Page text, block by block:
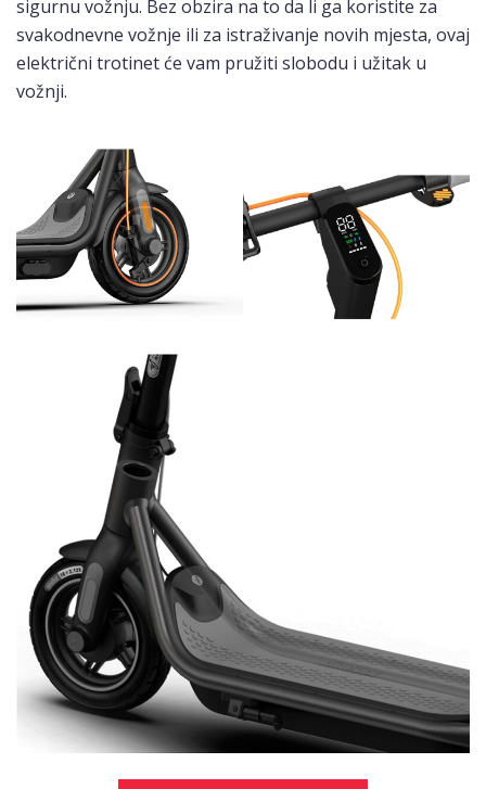
sigurnu vožnju. Bez obzira na to da li ga koristite za
svakodnevne vožnje ili za istraživanje novih mjesta, ovaj
električni trotinet će vam pružiti slobodu i užitak u
vožnji.